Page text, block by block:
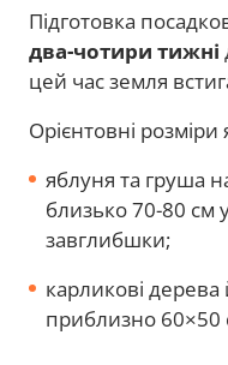
Підготовка
два-чотири тижні
цей час земля
Орієнтовні
яблуня та груша
близько 70-80 см
завглибшки;
карликові дерева
приблизно 60×50